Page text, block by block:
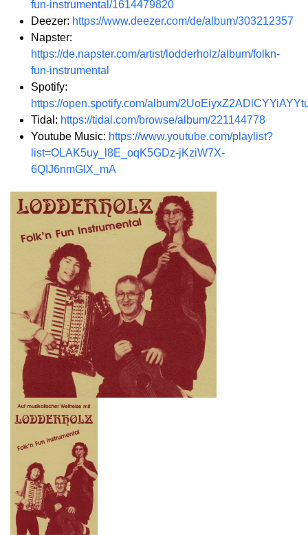
fun-instrumental/1614479820
Deezer: https://www.deezer.com/de/album/303212357
Napster:
https://de.napster.com/artist/lodderholz/album/folkn-
fun-instrumental
Spotify:
https://open.spotify.com/album/
Tidal: https://tidal.com/browse/album/221144778
Youtube Music: https://www.youtube.com/playlist?
list=OLAK5uy_l8E_oqK5GDz-jKziW7X-
6QIJ6nmGlX_mA